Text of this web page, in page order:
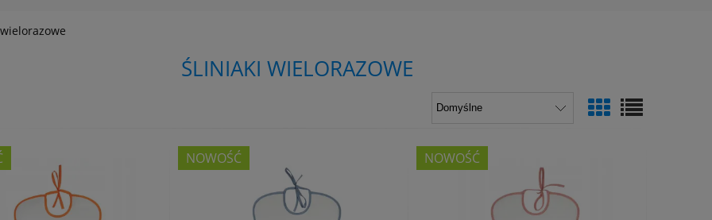
ŚLINIAKI WIELORAZOWE
NOWOŚĆ NOWOŚĆ